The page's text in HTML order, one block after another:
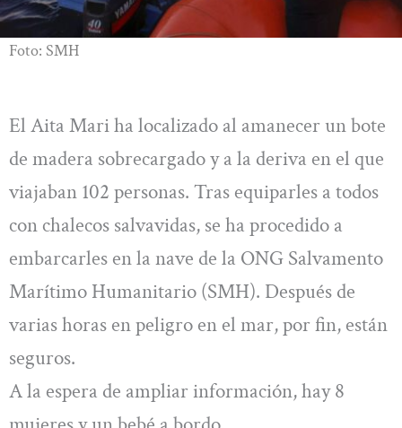
Foto: SMH
El Aita Mari ha localizado al amanecer un bote
de madera sobrecargado y a la deriva en el que
viajaban 102 personas. Tras equiparles a todos
con chalecos salvavidas, se ha procedido a
embarcarles en la nave de la ONG Salvamento
Marítimo Humanitario (SMH). Después de
varias horas en peligro en el mar, por fin, están
seguros.
A la espera de ampliar información, hay 8